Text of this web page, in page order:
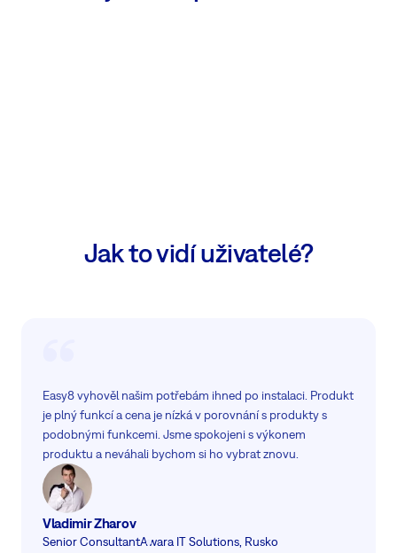
Jak to vidí uživatelé?
Vladimir Zharov
Senior ConsultantAwara IT Solutions, Rusko
Easy8 vyhověl našim potřebám ihned po instalaci. Produkt
je plný funkcí a cena je nízká v porovnání s produkty s
podobnými funkcemi. Jsme spokojeni s výkonem
produktu a neváhali bychom si ho vybrat znovu.